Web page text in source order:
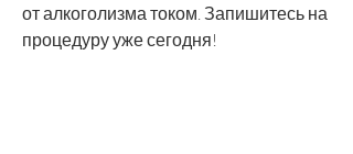
от алкоголизма током. Запишитесь на
процедуру уже сегодня!